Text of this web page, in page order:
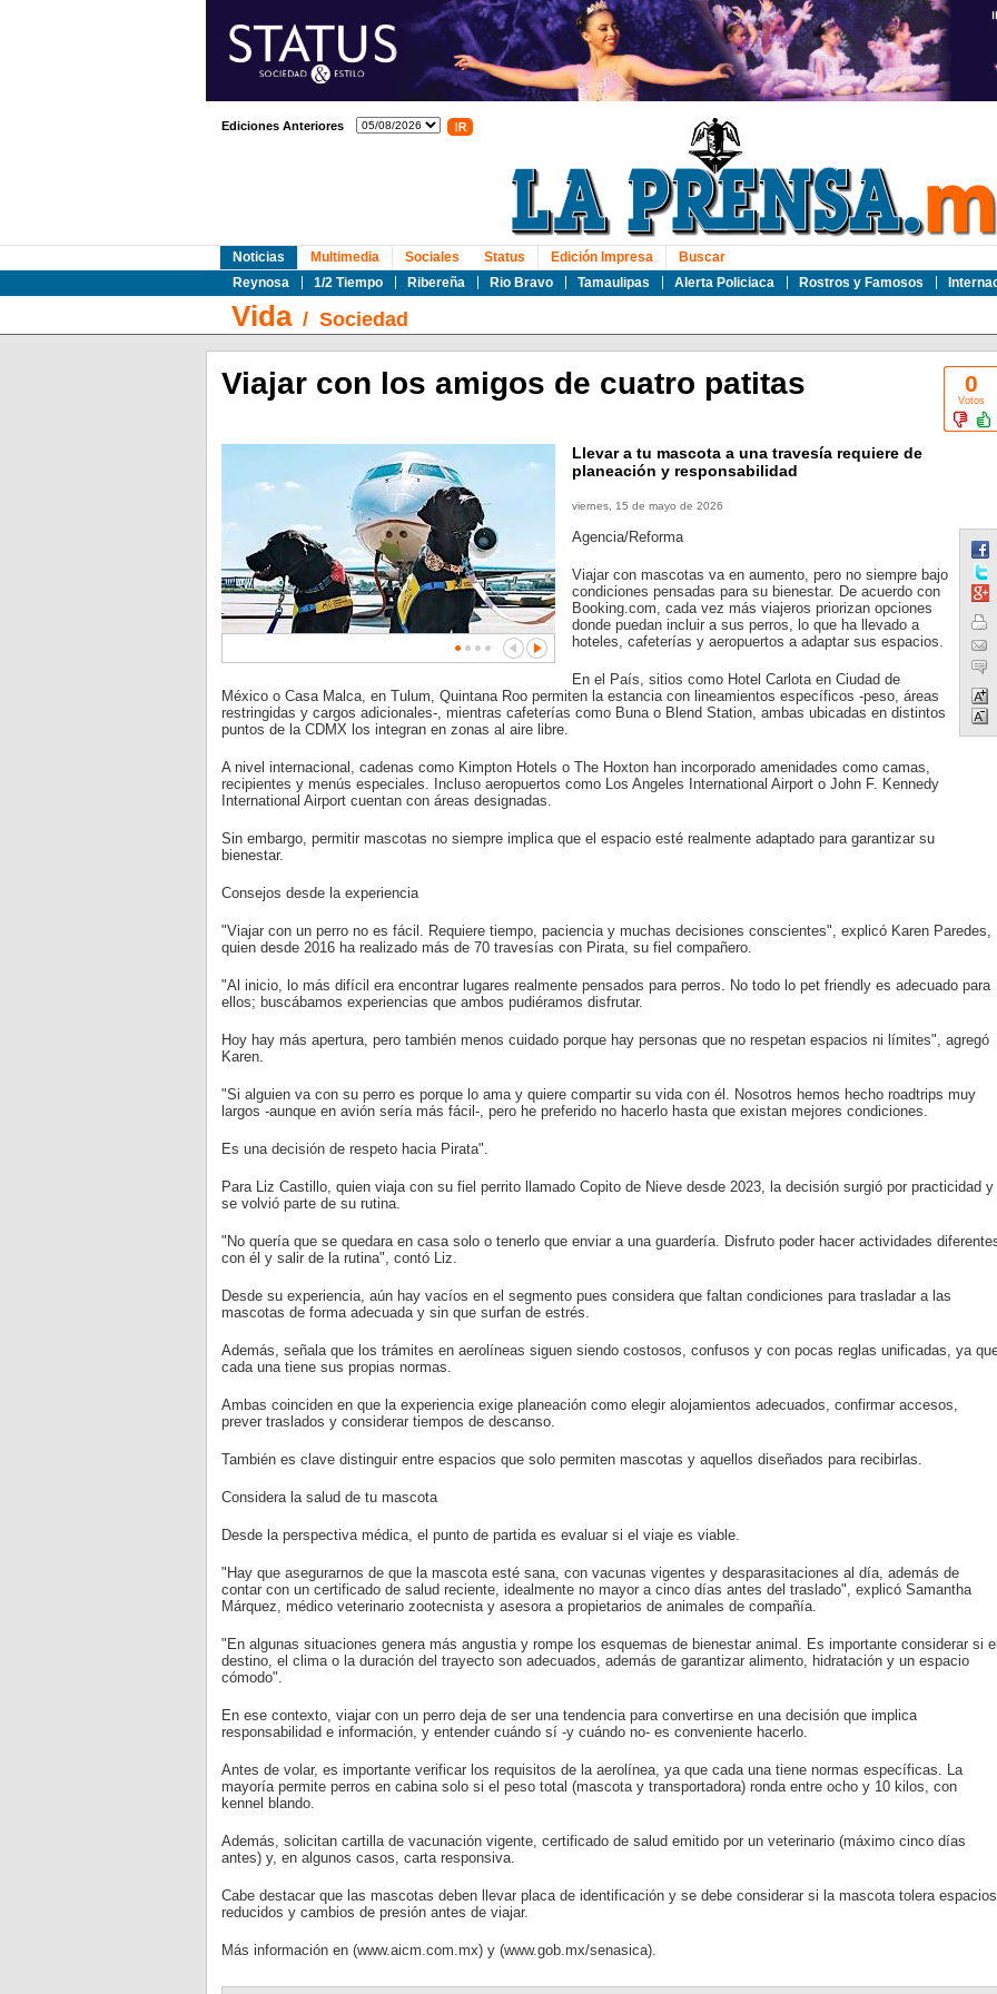
Ediciones Anteriores
Noticias
Reynosa
1/2 Tiempo Ribereña Rio Bravo Tamaulipas Alerta Policiaca Rostros y Famosos
Multimedia Sociales Status Edición Impresa Buscar
Vida/ Sociedad
0
Votos
Viajar con los amigos de cuatro patitas
Llevar a tu mascota a una travesía requiere de
planeación y responsabilidad
viernes, 15 de mayo de 2026
Agencia/Reforma
Viajar con mascotas va en aumento, pero no siempre bajo
condiciones pensadas para su bienestar. De acuerdo con
Booking.com, cada vez más viajeros priorizan opciones
donde puedan incluir a sus perros, lo que ha llevado a
hoteles, cafeterías y aeropuertos a adaptar sus espacios.
En el País, sitios como Hotel Carlota en Ciudad de
México o Casa Malca, en Tulum, Quintana Roo permiten la estancia con lineamientos específicos -peso, áreas
restringidas y cargos adicionales-, mientras cafeterías como Buna o Blend Station, ambas ubicadas en distintos
puntos de la CDMX los integran en zonas al aire libre.
A nivel internacional, cadenas como Kimpton Hotels o The Hoxton han incorporado amenidades como camas,
recipientes y menús especiales. Incluso aeropuertos como Los Angeles International Airport o John F. Kennedy
International Airport cuentan con áreas designadas.
Sin embargo, permitir mascotas no siempre implica que el espacio esté realmente adaptado para garantizar su
bienestar.
Consejos desde la experiencia
"Viajar con un perro no es fácil. Requiere tiempo, paciencia y muchas decisiones conscientes", explicó Karen Paredes,
quien desde 2016 ha realizado más de 70 travesías con Pirata, su fiel compañero.
"Al inicio, lo más difícil era encontrar lugares realmente pensados para perros. No todo lo pet friendly es adecuado para
ellos; buscábamos experiencias que ambos pudiéramos disfrutar.
Hoy hay más apertura, pero también menos cuidado porque hay personas que no respetan espacios ni límites", agregó
Karen.
"Si alguien va con su perro es porque lo ama y quiere compartir su vida con él. Nosotros hemos hecho roadtrips muy
largos -aunque en avión sería más fácil-, pero he preferido no hacerlo hasta que existan mejores condiciones.
Es una decisión de respeto hacia Pirata".
Para Liz Castillo, quien viaja con su fiel perrito llamado Copito de Nieve desde 2023, la decisión surgió por practicidad y
se volvió parte de su rutina.
"No quería que se quedara en casa solo o tenerlo que enviar a una guardería. Disfruto poder hacer actividades
con él y salir de la rutina", contó Liz.
Desde su experiencia, aún hay vacíos en el segmento pues considera que faltan condiciones para trasladar a las
mascotas de forma adecuada y sin que surfan de estrés.
Además, señala que los trámites en aerolíneas siguen siendo costosos, confusos y con pocas reglas unificadas, ya
cada una tiene sus propias normas.
Ambas coinciden en que la experiencia exige planeación como elegir alojamientos adecuados, confirmar accesos,
prever traslados y considerar tiempos de descanso.
También es clave distinguir entre espacios que solo permiten mascotas y aquellos diseñados para recibirlas.
Considera la salud de tu mascota
Desde la perspectiva médica, el punto de partida es evaluar si el viaje es viable.
"Hay que asegurarnos de que la mascota esté sana, con vacunas vigentes y desparasitaciones al día, además de
contar con un certificado de salud reciente, idealmente no mayor a cinco días antes del traslado", explicó Samantha
Márquez, médico veterinario zootecnista y asesora a propietarios de animales de compañía.
"En algunas situaciones genera más angustia y rompe los esquemas de bienestar animal. Es importante considerar si
destino, el clima o la duración del trayecto son adecuados, además de garantizar alimento, hidratación y un espacio
cómodo".
En ese contexto, viajar con un perro deja de ser una tendencia para convertirse en una decisión que implica
responsabilidad e información, y entender cuándo sí -y cuándo no- es conveniente hacerlo.
Antes de volar, es importante verificar los requisitos de la aerolínea, ya que cada una tiene normas específicas. La
mayoría permite perros en cabina solo si el peso total (mascota y transportadora) ronda entre ocho y 10 kilos, con
kennel blando.
Además, solicitan cartilla de vacunación vigente, certificado de salud emitido por un veterinario (máximo cinco días
antes) y, en algunos casos, carta responsiva.
Cabe destacar que las mascotas deben llevar placa de identificación y se debe considerar si la mascota tolera espacios
reducidos y cambios de presión antes de viajar.
Más información en (www.aicm.com.mx) y (www.gob.mx/senasica).